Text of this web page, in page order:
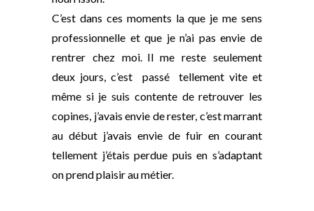
C’est dans ces moments la que je me sens
professionnelle et que je n’ai pas envie de
rentrer chez moi.– Il me reste seulement
deux jours, c’est passé tellement vite et
même si je suis contente de retrouver les
copines, j’avais envie de rester, c’est marrant
au début j’avais envie de fuir en courant
tellement j’étais perdue puis en s’adaptant
on prend plaisir au métier.